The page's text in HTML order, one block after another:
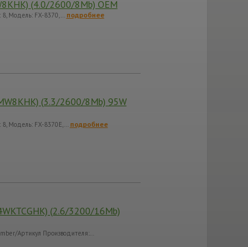
(4.0/2600/8Mb) OEM
Модель: FX-8370,… подробнее
(3.3/2600/8Mb) 95W
Модель: FX-8370E,… подробнее
(2.6/3200/16Mb)
Артикул Производителя:…